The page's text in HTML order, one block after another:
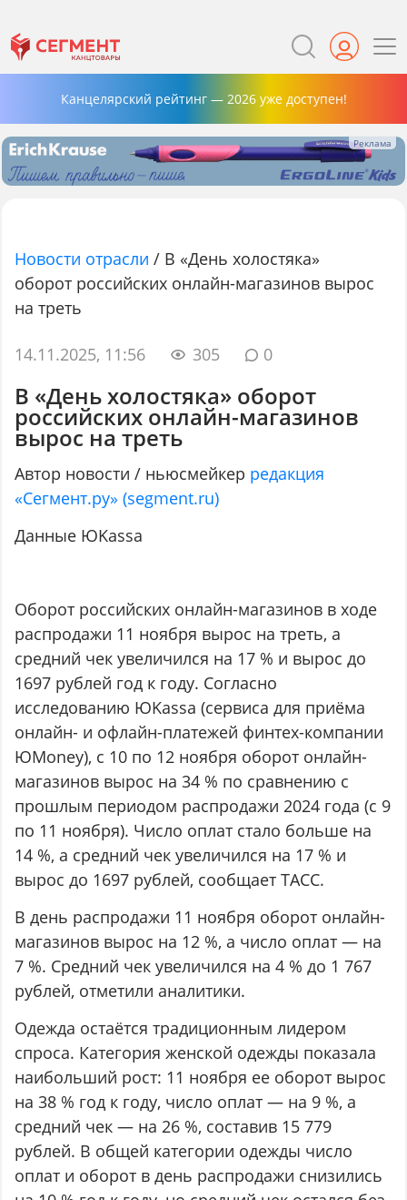
Канцелярский рейтинг — 2026 уже доступен!
Новости отрасли / В «День холостяка»
оборот российских онлайн-магазинов вырос
на треть
14.11.2025, 11:56 305 0
В «День холостяка» оборот
российских онлайн-магазинов
вырос на треть
Автор новости / ньюсмейкер редакция
«Сегмент.ру» (segment.ru)
Данные ЮKassa
Оборот российских онлайн-магазинов в ходе
распродажи 11 ноября вырос на треть, а
средний чек увеличился на 17 % и вырос до
1697 рублей год к году. Согласно
исследованию ЮKassa (сервиса для приёма
онлайн- и офлайн-платежей финтех-компании
ЮMoney ), с 10 по 12 ноября оборот онлайн-
магазинов вырос на 34 % по сравнению с
прошлым периодом распродажи 2024 года (с 9
по 11 ноября). Число оплат стало больше на
14 %, а средний чек увеличился на 17 % и
вырос до 1697 рублей, сообщает ТАСС.
В день распродажи 11 ноября оборот онлайн-
магазинов вырос на 12 %, а число оплат — на
7 %. Средний чек увеличился на 4 % до 1 767
рублей, отметили аналитики.
Одежда остаётся традиционным лидером
спроса. Категория женской одежды показала
наибольший рост: 11 ноября ее оборот вырос
на 38 % год к году, число оплат — на 9 %, а
средний чек — на 26 %, составив 15 779
рублей. В общей категории одежды число
оплат и оборот в день распродажи снизились